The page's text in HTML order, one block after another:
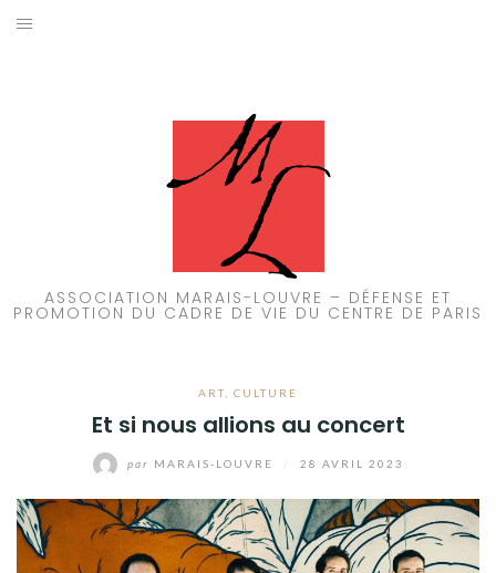
Aller
ASSOCIATION MARAIS-LOUVRE – DÉFENSE ET
PROMOTION DU CADRE DE VIE DU CENTRE DE PARIS
ART CULTURE
Et si nous allions au concert
par MARAIS-LOUVRE 28 AVRIL 2023